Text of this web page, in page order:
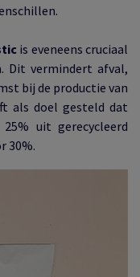
is eveneens cruciaal
Dit vermindert afval,
bij de productie van
als doel gesteld dat
uit gerecycleerd
30%.